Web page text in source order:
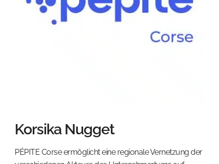
Korsika Nugget
PÉPITE Corse ermöglicht eine regionale Vernetzung der